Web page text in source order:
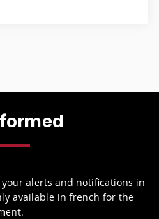
alerts and notifications in
available in french for the